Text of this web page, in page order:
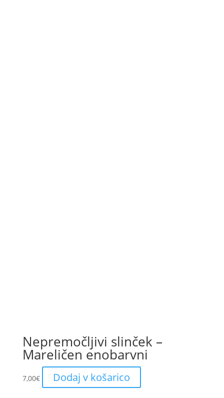
Nepremočljivi slinček –
Mareličen enobarvni
7,00€ Dodaj v košarico